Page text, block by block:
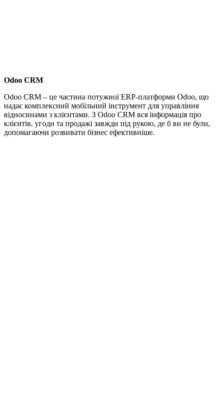
Odoo CRM
Odoo CRM – це частина потужної ERP-платформи Odoo, що
надає комплексний мобільний інструмент для управління
відносинами з клієнтами. З Odoo CRM вся інформація про
клієнтів, угоди та продажі завжди під рукою, де б ви не були,
допомагаючи розвивати бізнес ефективніше.